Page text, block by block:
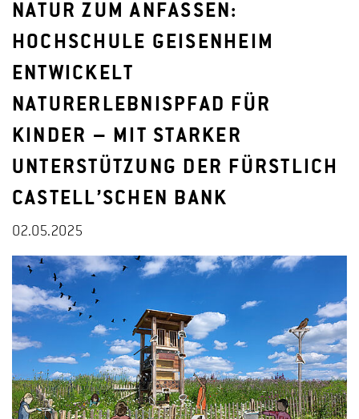
NATUR ZUM ANFASSEN:
HOCHSCHULE GEISENHEIM
ENTWICKELT
NATURERLEBNISPFAD FÜR
KINDER – MIT STARKER
UNTERSTÜTZUNG DER FÜRSTLICH
CASTELL’SCHEN BANK
02.05.2025